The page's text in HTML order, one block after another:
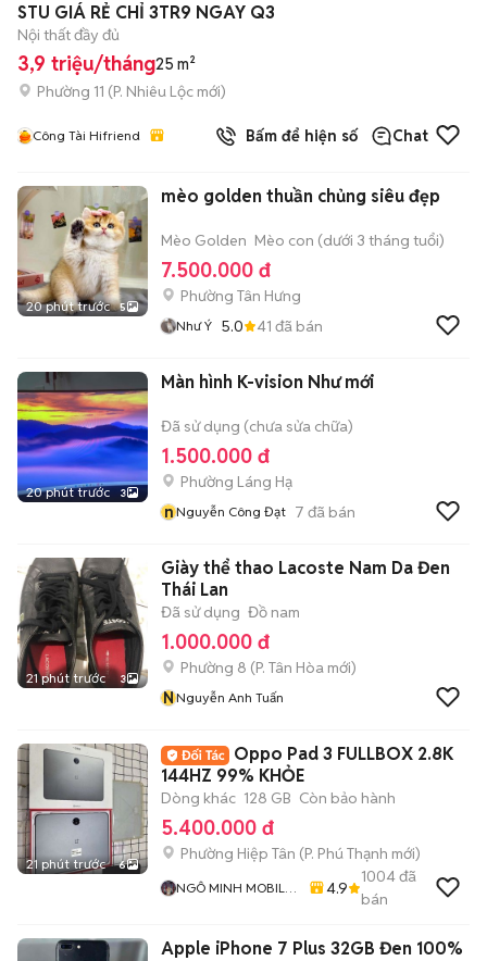
STU GIÁ RẺ CHỈ 3TR9 NGAY Q3
Nội thất đầy đủ
3,9 triệu/tháng25 m²
Phường 11 (P. Nhiêu Lộc mới)
Công Tài Hifriend Bấm để hiện số Chat
20 phút trước 5
mèo golden thuần chủng siêu đẹp
Mèo Golden Mèo con (dưới 3 tháng tuổi)
7.500.000 đ
Phường Tân Hưng
Như Ý 5.0 41 đã bán
20 phút trước 3
Màn hình K-vision Như mới
Đã sử dụng (chưa sửa chữa)
1.500.000 đ
Phường Láng Hạ
nNguyễn Công Đạt 7 đã bán
21 phút trước 3
Giày thể thao Lacoste Nam Da Đen
Thái Lan
Đã sử dụng Đồ nam
1.000.000 đ
Phường 8 (P. Tân Hòa mới)
NNguyễn Anh Tuấn
21 phút trước 6
Oppo Pad 3 FULLBOX 2.8K
144HZ 99% KHỎE
Dòng khác 128 GB Còn bảo hành
5.400.000 đ
Phường Hiệp Tân (P. Phú Thạnh mới)
NGÔ MINH MOBILE
4.9
1004đã
bán
Apple iPhone 7 Plus 32GB Đen 100%